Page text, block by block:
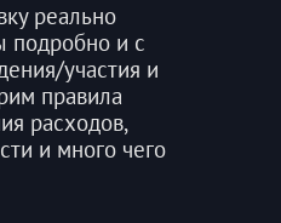
реально
подробно и с
участия и
правила
расходов,
и много чего